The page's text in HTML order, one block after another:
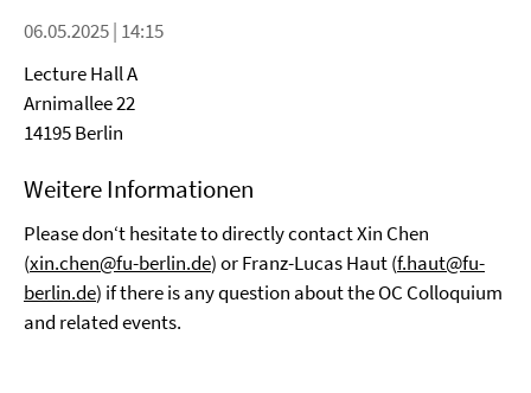
06.05.2025 | 14:15
Lecture Hall A
Arnimallee 22
14195 Berlin
Weitere Informationen
Please don‘t hesitate to directly contact Xin Chen
(xin.chen@fu-berlin.de) or Franz-Lucas Haut (f.haut@fu-
berlin.de) if there is any question about the OC Colloquium
and related events.